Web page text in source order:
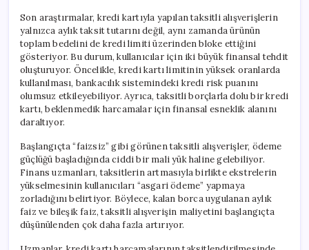
Son araştırmalar, kredi kartıyla yapılan taksitli alışverişlerin
yalnızca aylık taksit tutarını değil, aynı zamanda ürünün
toplam bedelini de kredi limiti üzerinden bloke ettiğini
gösteriyor. Bu durum, kullanıcılar için iki büyük finansal tehdit
oluşturuyor. Öncelikle, kredi kartı limitinin yüksek oranlarda
kullanılması, bankacılık sistemindeki kredi risk puanını
olumsuz etkileyebiliyor. Ayrıca, taksitli borçlarla dolu bir kredi
kartı, beklenmedik harcamalar için finansal esneklik alanını
daraltıyor.
Başlangıçta “faizsiz” gibi görünen taksitli alışverişler, ödeme
güçlüğü başladığında ciddi bir mali yük haline gelebiliyor.
Finans uzmanları, taksitlerin artmasıyla birlikte ekstrelerin
yükselmesinin kullanıcıları “asgari ödeme” yapmaya
zorladığını belirtiyor. Böylece, kalan borca uygulanan aylık
faiz ve bileşik faiz, taksitli alışverişin maliyetini başlangıçta
düşünülenden çok daha fazla artırıyor.